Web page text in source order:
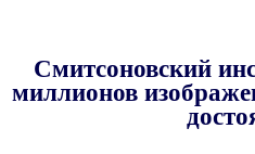
Смитсоновский
миллионов